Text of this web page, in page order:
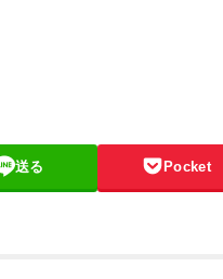
送る Pocket